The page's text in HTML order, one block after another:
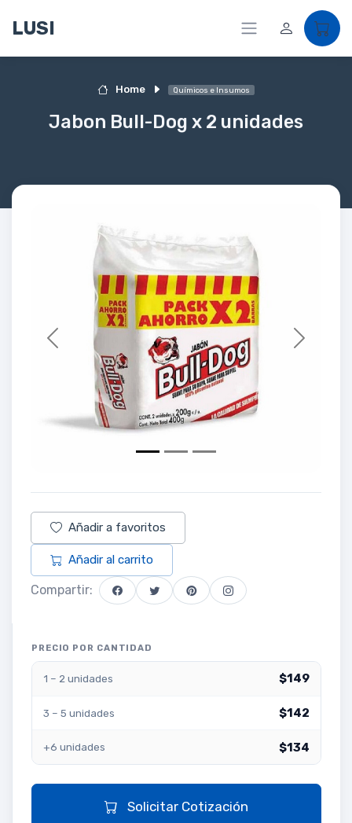
LUSI
Home Químicos e Insumos
Jabon Bull-Dog x 2 unidades
Previous Next
Añadir a favoritos
Añadir al carrito
Compartir:
PRECIO POR CANTIDAD
1 – 2 unidades $149
3 – 5 unidades $142
+6 unidades $134
Solicitar Cotización